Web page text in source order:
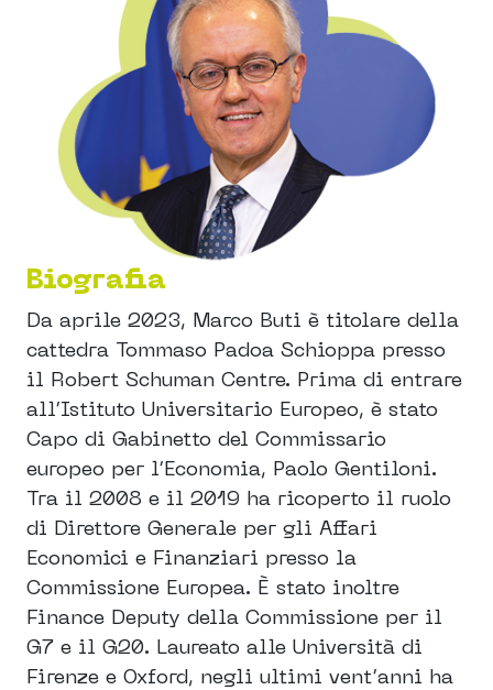
Biografia
Da aprile 2023, Marco Buti è titolare della
cattedra Tommaso Padoa Schioppa presso
il Robert Schuman Centre. Prima di entrare
all’Istituto Universitario Europeo, è stato
Capo di Gabinetto del Commissario
europeo per l’Economia, Paolo Gentiloni.
Tra il 2008 e il 2019 ha ricoperto il ruolo
di Direttore Generale per gli Affari
Economici e Finanziari presso la
Commissione Europea. È stato inoltre
Finance Deputy della Commissione per il
G7 e il G20. Laureato alle Università di
Firenze e Oxford, negli ultimi vent’anni ha